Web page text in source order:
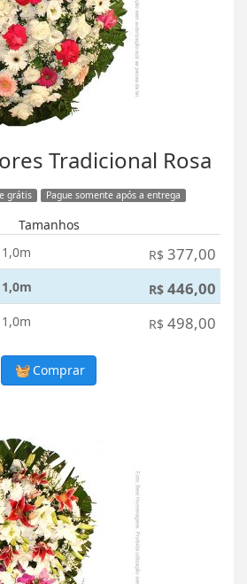
Tradicional Rosa
grátis Pague somente após a entrega
Tamanhos
R$ 377,00
R$ 446,00
R$ 498,00
Comprar